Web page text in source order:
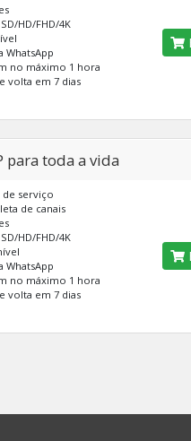
HD/FHD/4K
WhatsApp
no máximo 1 hora
volta em 7 dias
para toda a vida
de serviço
de canais
HD/FHD/4K
WhatsApp
no máximo 1 hora
volta em 7 dias